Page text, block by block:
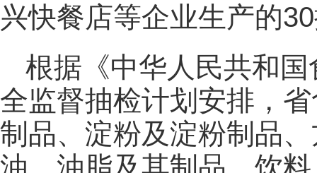
兴快餐店等企业生产的
根据《中华人民共和
全监督抽检计划安排，
制品、淀粉及淀粉制品
油、油脂及其制品、饮